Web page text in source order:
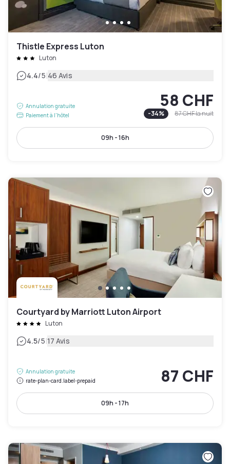
Thistle Express Luton
Luton
4.4/5|46 Avis
Annulation gratuite
Paiement à l'hôtel
58 CHF
-34% 87 CHFla nuit
09h - 16h
Courtyard by Marriott Luton Airport
Luton
4.5/5|17 Avis
Annulation gratuite
rate-plan-card.label-prepaid
87 CHF
09h - 17h